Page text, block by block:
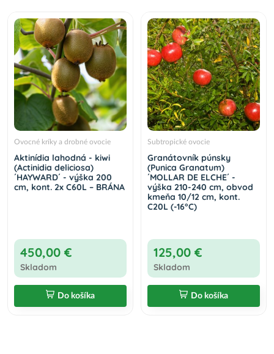
Ovocné kríky a drobné ovocie
Aktinídia lahodná - kiwi
(Actinidia deliciosa)
´HAYWARD´ - výška 200
cm, kont. 2x C60L – BRÁNA
450,00 €
Skladom
Do košíka
Subtropické ovocie
Granátovník púnsky
(Punica Granatum)
´MOLLAR DE ELCHE´ -
výška 210-240 cm, obvod
kmeňa 10/12 cm, kont.
C20L (-16°C)
125,00 €
Skladom
Do košíka